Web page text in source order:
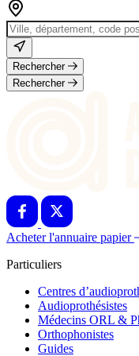
Rechercher
Rechercher
Acheter l'annuaire papier
Particuliers
Centres
Audioprothésistes
Médecins ORL &
Orthophonistes
Guides